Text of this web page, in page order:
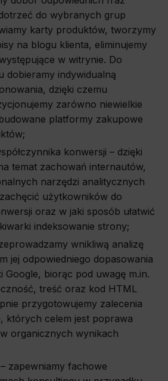
do wybranych grup
karty produktów, tworzymy
na blogu klienta, eliminujemy
w witrynie. Do
dobieramy indywidualną
dzięki czemu
zarówno niewielkie
platformy zakupowe
konwersji – dzięki
temat zachowań internautów,
narzędzi analitycznych
użytkowników do
oraz w jaki sposób ułatwić
indeksowanie strony;
wnikliwą analizę
jej odpowiedniego dopasowania
Google, biorąc pod uwagę m.in.
treść oraz kod HTML
przygotowujemy zalecenia
których celem jest poprawa
organicznych wynikach
zapewniamy fachowe